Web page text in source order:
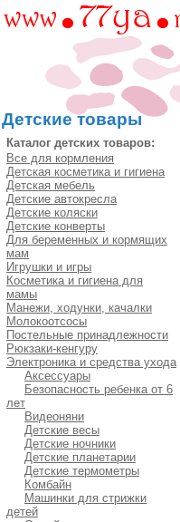
Детские товары
Каталог детских товаров:
Все для кормления
Детская косметика и гигиена
Детская мебель
Детские автокресла
Детские коляски
Детские конверты
Для беременных и кормящих
мам
Игрушки и игры
Косметика и гигиена для
мамы
Манежи, ходунки, качалки
Молокоотсосы
Постельные принадлежности
Рюкзаки-кенгуру
Электроника и средства ухода
Аксессуары
Безопасность ребенка от 6
лет
Видеоняни
Детские весы
Детские ночники
Детские планетарии
Детские термометры
Комбайн
Машинки для стрижки
детей